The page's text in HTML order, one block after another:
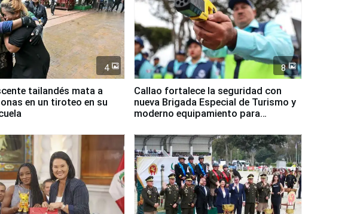
4
tailandés mata a
en un tiroteo en su
8
Callao fortalece la seguridad con
nueva Brigada Especial de Turismo y
moderno equipamiento para